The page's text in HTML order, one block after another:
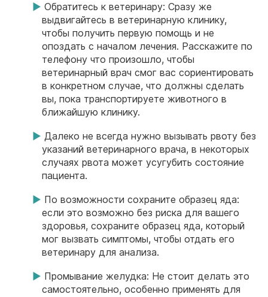
Обратитесь к ветеринару: Сразу же
выдвигайтесь в ветеринарную клинику,
чтобы получить первую помощь и не
опоздать с началом лечения. Расскажите по
телефону что произошло, чтобы
ветеринарный врач смог вас сориентировать
в конкретном случае, что должны сделать
вы, пока транспортируете животного в
ближайшую клинику.
Далеко не всегда нужно вызывать рвоту без
указаний ветеринарного врача, в некоторых
случаях рвота может усугубить состояние
пациента.
По возможности сохраните образец яда:
если это возможно без риска для вашего
здоровья, сохраните образец яда, который
мог вызвать симптомы, чтобы отдать его
ветеринару для анализа.
Промывание желудка: Не стоит делать это
самостоятельно, особенно применять для